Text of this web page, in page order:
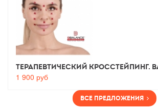
Терапевтический Кросстейпинг.
1 900 руб
Все предложения